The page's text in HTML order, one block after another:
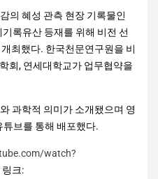
의 혜성 관측 현장 기록물인
기록유산 등재를 위해 비전 선
최했다. 한국천문연구원을 비
회, 연세대학교가 업무협약을
과학적 의미가 소개됐으며 영
튜브를 통해 배포했다.
watch?
링크: